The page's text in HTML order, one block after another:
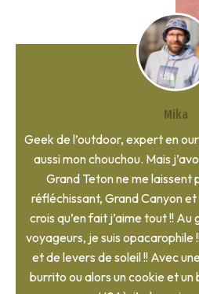
Mika
Geek de l’outdoor, expert en
aussi mon chouchou. Mais
Grand Teton ne me laissent
réfléchissant, Grand Canyon
crois qu’en fait j’aime tout !!
voyageurs, je suis opacarophile
et de levers de soleil !! Avec
burrito ou alors un cookie et un